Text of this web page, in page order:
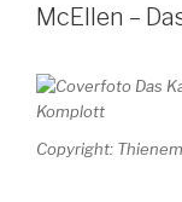
McEllen –
Copyright: